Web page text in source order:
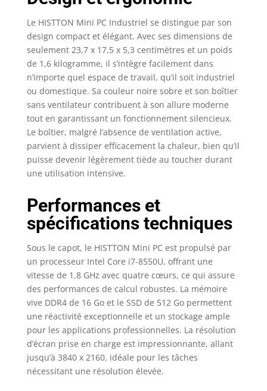
bien (bureau,
parcourir , média ou
multitâche).
【Affichage sur trois
écrans 4K HD】Le PC
complet HISTTON H4
pris en charge de
l’affichage trois écran,
HDMI, DP et EDP port.
Il peut utiliser
l'ordinateur personel,
ou être utilisé comme
HTPC pour créer votre
dans le bureau,le
centre de formation,
l’usines, le cybercafé
et tout endroit où vous
avez besoin d'un
vidéo vous offrez une
expérience visuelle
exceptionnelle.
【Petite taille et
Portable, Puissant】
Dimension de 23,7 *
17,5 * 5,3 cm (1,65 kg),
le mini-ordinateur de
Le HISTTON Mini PC Industriel se distingue par son
design compact et élégant. Avec ses dimensions de
seulement 23,7 x 17,5 x 5,3 centimètres et un poids
de 1,6 kilogramme, il s’intègre facilement dans
n’importe quel espace de travail, qu’il soit industriel
ou domestique. Sa couleur noire sobre et son boîtier
sans ventilateur contribuent à son allure moderne
tout en garantissant un fonctionnement silencieux.
Le boîtier, malgré l’absence de ventilation active,
parvient à dissiper efficacement la chaleur, bien qu’il
puisse devenir légèrement tiède au toucher durant
une utilisation intensive.
Performances et
spécifications techniques
Sous le capot, le HISTTON Mini PC est propulsé par
un processeur Intel Core i7-8550U, offrant une
vitesse de 1,8 GHz avec quatre cœurs, ce qui assure
des performances de calcul robustes. La mémoire
vive DDR4 de 16 Go et le SSD de 512 Go permettent
une réactivité exceptionnelle et un stockage ample
pour les applications professionnelles. La résolution
d’écran prise en charge est impressionnante, allant
jusqu’à 3840 x 2160, idéale pour les tâches
nécessitant une résolution élevée.